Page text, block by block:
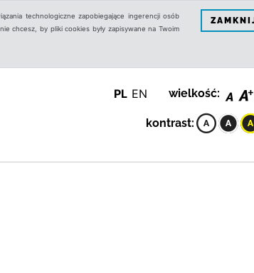
technologiczne zapobiegające ingerencji osób
chcesz, by pliki cookies były zapisywane na Twoim
PL EN wielkość:
kontrast: